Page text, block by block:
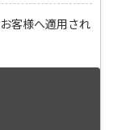
のお客様へ適用され